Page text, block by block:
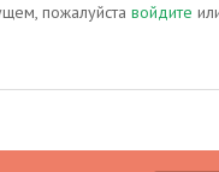
пожалуйста войдите